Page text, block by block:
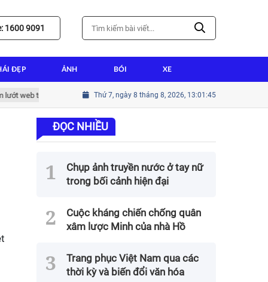
1600 9091
ĐẸP ẢNH BÓI XE
tốt nhất Hướng dẫn cài win tại nhà thành tín cho người mới bắt
Thứ 7, ngày 8 tháng 8, 2026, 13:01:46
ĐỌC NHIỀU
Chụp ảnh truyền nước ở tay nữ
trong bối cảnh hiện đại
Cuộc kháng chiến chống quân
xâm lược Minh của nhà Hồ
Trang phục Việt Nam qua các
thời kỳ và biến đổi văn hóa